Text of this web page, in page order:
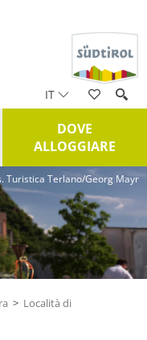
IT
DOVE
ALLOGGIARE
Turistica Terlano/Georg Mayr
> Località di